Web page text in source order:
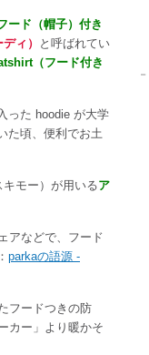
ード（帽子）付き
ィ）
と呼ばれてい
（フード付き
った hoodie が大学
た頃、便利でお土
モー）が用いるア
アなどで、フード
parkaの語源 -
フードつきの防
カー」より暖かそ